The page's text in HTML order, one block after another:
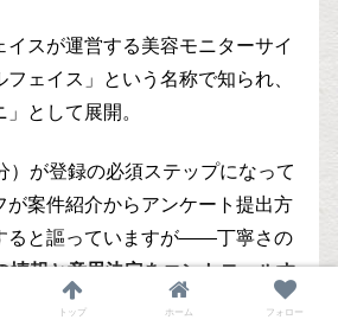
スが運営する美容モニターサイ
フェイス」という名称で知られ、
として展開。
）が登録の必須ステップになって
が案件紹介からアンケート提出方
ると謳っていますが——丁寧さの
情報と意思決定をコントロールす
。問い合わせは電話不可でフォー
トップ ホーム フォロー